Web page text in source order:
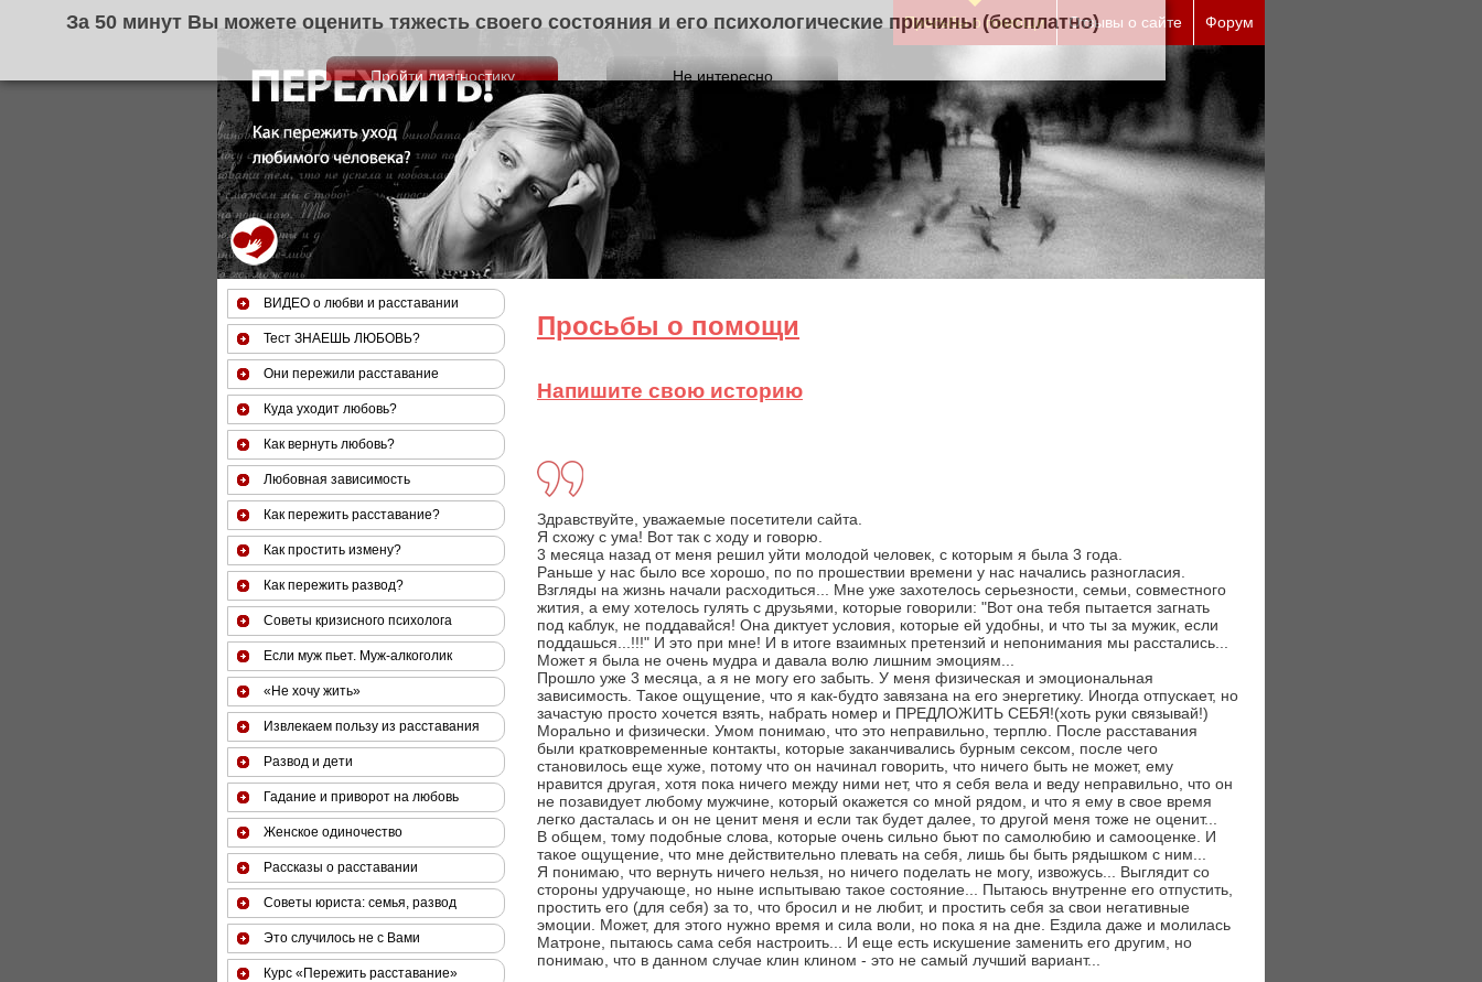
За 50 минут Вы можете оценить тяжесть своего состояния и его психологические причины (бесплатно)
Просьбы о помощи Отзывы о сайте Форум
Просьбы о помощи
Напишите свою историю
Здравствуйте, уважаемые посетители сайта.
Я схожу с ума! Вот так с ходу и говорю.
3 месяца назад от меня решил уйти молодой человек, с которым я была 3 года.
Раньше у нас было все хорошо, по по прошествии времени у нас начались разногласия.
Взгляды на жизнь начали расходиться... Мне уже захотелось серьезности, семьи, совместного
жития, а ему хотелось гулять с друзьями, которые говорили: "Вот она тебя пытается загнать
под каблук, не поддавайся! Она диктует условия, которые ей удобны, и что ты за мужик, если
поддашься...!!!" И это при мне! И в итоге взаимных претензий и непонимания мы расстались...
Может я была не очень мудра и давала волю лишним эмоциям...
Прошло уже 3 месяца, а я не могу его забыть. У меня физическая и эмоциональная
зависимость. Такое ощущение, что я как-будто завязана на его энергетику. Иногда отпускает, но
зачастую просто хочется взять, набрать номер и ПРЕДЛОЖИТЬ СЕБЯ!(хоть руки связывай!)
Морально и физически. Умом понимаю, что это неправильно, терплю. После расставания
были кратковременные контакты, которые заканчивались бурным сексом, после чего
становилось еще хуже, потому что он начинал говорить, что ничего быть не может, ему
нравится другая, хотя пока ничего между ними нет, что я себя вела и веду неправильно, что он
не позавидует любому мужчине, который окажется со мной рядом, и что я ему в свое время
легко дасталась и он не ценит меня и если так будет далее, то другой меня тоже не оценит...
В общем, тому подобные слова, которые очень сильно бьют по самолюбию и самооценке. И
такое ощущение, что мне действительно плевать на себя, лишь бы быть рядышком с ним...
Я понимаю, что вернуть ничего нельзя, но ничего поделать не могу, извожусь... Выглядит со
стороны удручающе, но ныне испытываю такое состояние... Пытаюсь внутренне его отпустить,
простить его (для себя) за то, что бросил и не любит, и простить себя за свои негативные
эмоции. Может, для этого нужно время и сила воли, но пока я на дне. Ездила даже и молилась
Матроне, пытаюсь сама себя настроить... И еще есть искушение заменить его другим, но
понимаю, что в данном случае клин клином - это не самый лучший вариант...
ВИДЕО о любви и расставании
Тест ЗНАЕШЬ ЛЮБОВЬ?
Они пережили расставание
Куда уходит любовь?
Как вернуть любовь?
Любовная зависимость
Как пережить расставание?
Как простить измену?
Как пережить развод?
Советы кризисного психолога
Если муж пьет. Муж-алкоголик
«Не хочу жить»
Извлекаем пользу из расставания
Развод и дети
Гадание и приворот на любовь
Женское одиночество
Рассказы о расставании
Советы юриста: семья, развод
Это случилось не с Вами
Курс «Пережить расставание»